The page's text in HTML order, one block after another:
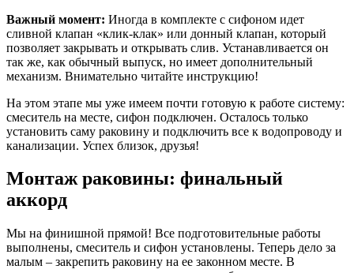
Важный момент: Иногда в комплекте с сифоном идет
сливной клапан «клик-клак» или донный клапан, который
позволяет закрывать и открывать слив. Устанавливается он
так же, как обычный выпуск, но имеет дополнительный
механизм. Внимательно читайте инструкцию!
На этом этапе мы уже имеем почти готовую к работе систему:
смеситель на месте, сифон подключен. Осталось только
установить саму раковину и подключить все к водопроводу и
канализации. Успех близок, друзья!
Монтаж раковины: финальный
аккорд
Мы на финишной прямой! Все подготовительные работы
выполнены, смеситель и сифон установлены. Теперь дело за
малым – закрепить раковину на ее законном месте. В